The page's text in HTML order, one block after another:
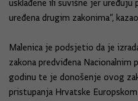
usklađene ili suvišne jer
uređena drugim zakonima“,
Malenica je podsjetio da je
zakona predviđena Nacionalnim
godinu te je donošenje ovog
pristupanja Hrvatske